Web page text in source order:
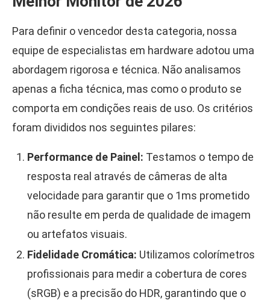
Para definir o vencedor desta categoria, nossa
equipe de especialistas em hardware adotou uma
abordagem rigorosa e técnica. Não analisamos
apenas a ficha técnica, mas como o produto se
comporta em condições reais de uso. Os critérios
foram divididos nos seguintes pilares:
Performance de Painel: Testamos o tempo de
resposta real através de câmeras de alta
velocidade para garantir que o 1ms prometido
não resulte em perda de qualidade de imagem
ou artefatos visuais.
Fidelidade Cromática: Utilizamos colorímetros
profissionais para medir a cobertura de cores
(sRGB) e a precisão do HDR, garantindo que o